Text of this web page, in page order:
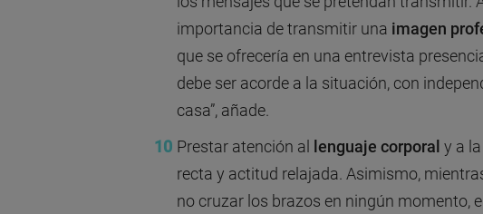
importancia de transmitir una imagen
que se ofrecería en una entrevista
debe ser acorde a la situación, con
casa”, añade.
Prestar atención al lenguaje corporal y a
recta y actitud relajada. Asimismo,
no cruzar los brazos en ningún momento,